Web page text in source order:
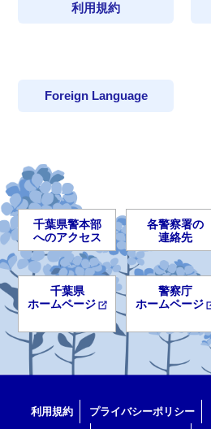
利用規約
Foreign Language
千葉県警本部
へのアクセス
各警察署の
連絡先
千葉県
ホームページ
警察庁
ホームページ
利用規約 プライバシーポリシー